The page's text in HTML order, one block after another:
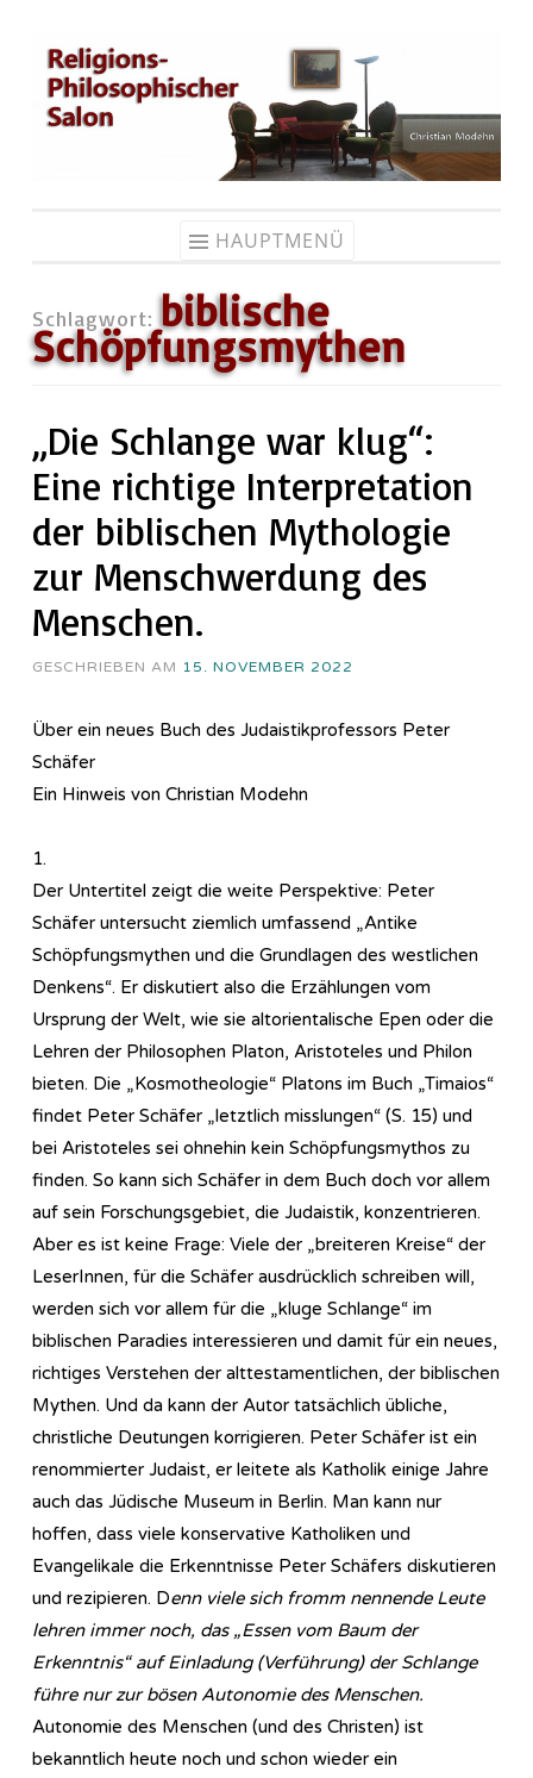
Zum
Inhalt
springen
HAUPTMENÜ
Schlagwort: biblische
Schöpfungsmythen
„Die Schlange war klug“:
Eine richtige Interpretation
der biblischen Mythologie
zur Menschwerdung des
Menschen.
GESCHRIEBEN AM 15. NOVEMBER 2022
Über ein neues Buch des Judaistikprofessors Peter
Schäfer
Ein Hinweis von Christian Modehn
1.
Der Untertitel zeigt die weite Perspektive: Peter
Schäfer untersucht ziemlich umfassend „Antike
Schöpfungsmythen und die Grundlagen des westlichen
Denkens“. Er diskutiert also die Erzählungen vom
Ursprung der Welt, wie sie altorientalische Epen oder die
Lehren der Philosophen Platon, Aristoteles und Philon
bieten. Die „Kosmotheologie“ Platons im Buch „Timaios“
findet Peter Schäfer „letztlich misslungen“ (S. 15) und
bei Aristoteles sei ohnehin kein Schöpfungsmythos zu
finden. So kann sich Schäfer in dem Buch doch vor allem
auf sein Forschungsgebiet, die Judaistik, konzentrieren.
Aber es ist keine Frage: Viele der „breiteren Kreise“ der
LeserInnen, für die Schäfer ausdrücklich schreiben will,
werden sich vor allem für die „kluge Schlange“ im
biblischen Paradies interessieren und damit für ein neues,
richtiges Verstehen der alttestamentlichen, der biblischen
Mythen. Und da kann der Autor tatsächlich übliche,
christliche Deutungen korrigieren. Peter Schäfer ist ein
renommierter Judaist, er leitete als Katholik einige Jahre
auch das Jüdische Museum in Berlin. Man kann nur
hoffen, dass viele konservative Katholiken und
Evangelikale die Erkenntnisse Peter Schäfers diskutieren
und rezipieren. Denn viele sich fromm nennende Leute
lehren immer noch, das „Essen vom Baum der
Erkenntnis“ auf Einladung (Verführung) der Schlange
führe nur zur bösen Autonomie des Menschen.
Autonomie des Menschen (und des Christen) ist
bekanntlich heute noch und schon wieder ein